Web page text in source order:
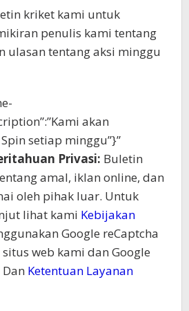
kriket kami untuk
penulis kami tentang
ulasan tentang aksi minggu
akan
setiap minggu”}”
Privasi: Buletin
amal, iklan online, dan
oleh pihak luar. Untuk
lihat kami Kebijakan
Google reCaptcha
web kami dan Google
Dan Ketentuan Layanan